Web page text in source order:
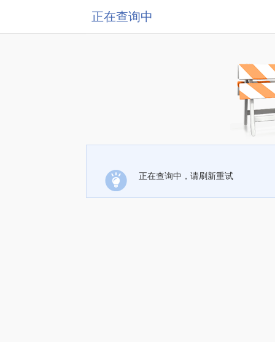
正在查询中
正在查询中，请刷新重试